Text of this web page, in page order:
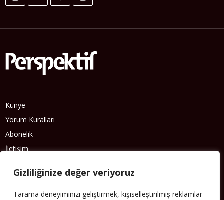
Gizliliğinize değer veriyoruz
Tarama deneyiminizi geliştirmek, kişiselleştirilmiş reklamlar
Künye
Yorum Kuralları
Abonelik
İletişim
İş İlanları
Erişilebilirlik